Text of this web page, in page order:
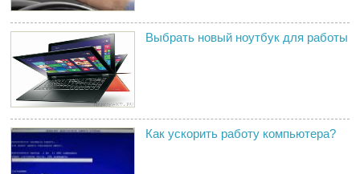
Выбрать новый ноутбук для работы
Как ускорить работу компьютера?